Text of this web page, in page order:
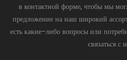
в контактной форме, чтобы мы
предложение на наш широкий
есть какие-либо вопросы или
связаться с